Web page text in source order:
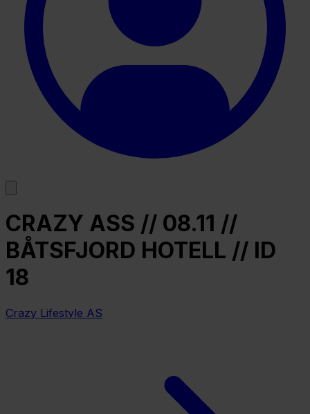
CRAZY ASS // 08.11 //
BÅTSFJORD HOTELL // ID
18
Crazy Lifestyle AS